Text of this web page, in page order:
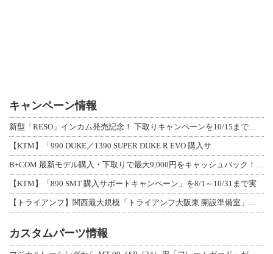
キャンペーン情報
新型「RESO」インカム発売記念！ 下取りキャンペーンを10/15まで延長して開
【KTM】「990 DUKE／1390 SUPER DUKE R EVO 購入サ
B+COM 最新モデル購入・下取りで最大9,000円をキャッシュバック！「B+F
【KTM】「890 SMT 購入サポートキャンペーン」を8/1～10/31まで実
【トライアンフ】関西最大規模「トライアンフ大阪東 開設準備室」がオープン！ 限定
カスタムパーツ情報